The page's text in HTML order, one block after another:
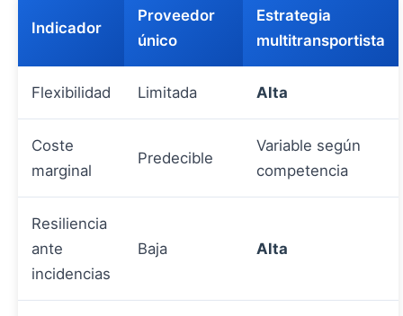
Indicador
Proveedor
único
Estrategia
multitransportista
Flexibilidad Limitada Alta
Coste
marginal
Predecible
Variable según
competencia
Resiliencia
ante
incidencias
Baja Alta